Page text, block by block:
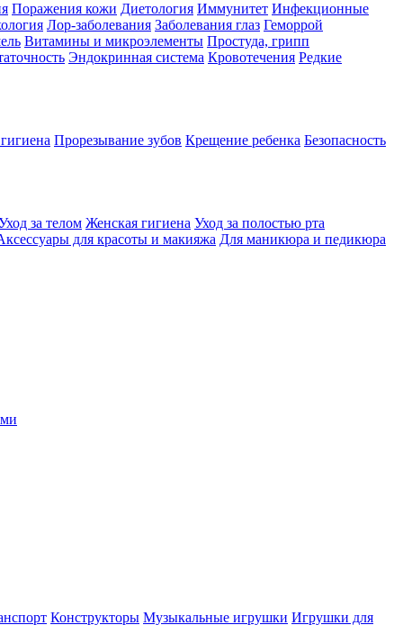
Поражения кожи Диетология Иммунитет Инфекционные
Лор-заболевания Заболевания глаз Геморрой
Витамины и микроэлементы Простуда, грипп
Эндокринная система Кровотечения Редкие
Прорезывание зубов Крещение ребенка Безопасность
за телом Женская гигиена Уход за полостью рта
для красоты и макияжа Для маникюра и педикюра
Конструкторы Музыкальные игрушки Игрушки для